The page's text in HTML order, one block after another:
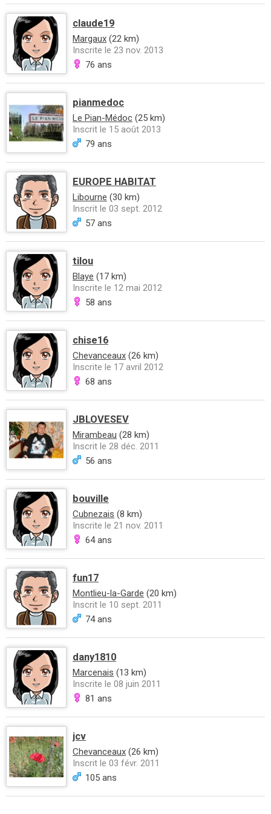
claude19
Margaux (22 km)
Inscrite le 23 nov. 2013
76 ans
pianmedoc
Le Pian-Médoc (25 km)
Inscrit le 15 août 2013
79 ans
EUROPE HABITAT
Libourne (30 km)
Inscrit le 03 sept. 2012
57 ans
tilou
Blaye (17 km)
Inscrite le 12 mai 2012
58 ans
chise16
Chevanceaux (26 km)
Inscrite le 17 avril 2012
68 ans
JBLOVESEV
Mirambeau (28 km)
Inscrit le 28 déc. 2011
56 ans
bouville
Cubnezais (8 km)
Inscrite le 21 nov. 2011
64 ans
fun17
Montlieu-la-Garde (20 km)
Inscrit le 10 sept. 2011
74 ans
dany1810
Marcenais (13 km)
Inscrite le 08 juin 2011
81 ans
jcv
Chevanceaux (26 km)
Inscrit le 03 févr. 2011
105 ans